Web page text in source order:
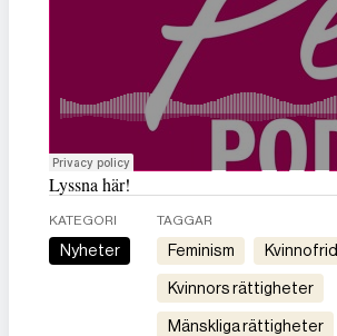
Lyssna här!
KATEGORI
Nyheter
TAGGAR
feminism kvinnofrid
kvinnors rättigheter
mänskliga rättigheter